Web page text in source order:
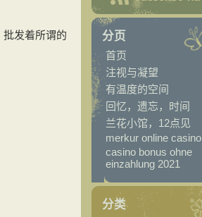
发着所谓的
分页
首页
注视与凝望
有温度的空间
回忆，遗忘，时间
兰花小馆，12点见
merkur online casino
casino bonus ohne
einzahlung 2021
分类